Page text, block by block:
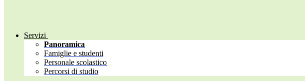
Servizi
Panoramica
Famiglie e studenti
Personale scolastico
Percorsi di studio